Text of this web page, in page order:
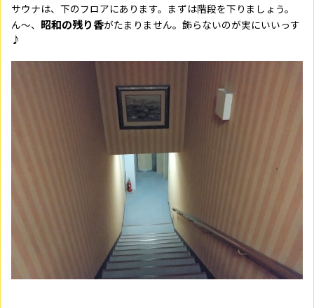
サウナは、下のフロアにあります。まずは階段を下りましょう。
ん～、 昭和の残り香がたまりません。飾らないのが実にいいっす
♪